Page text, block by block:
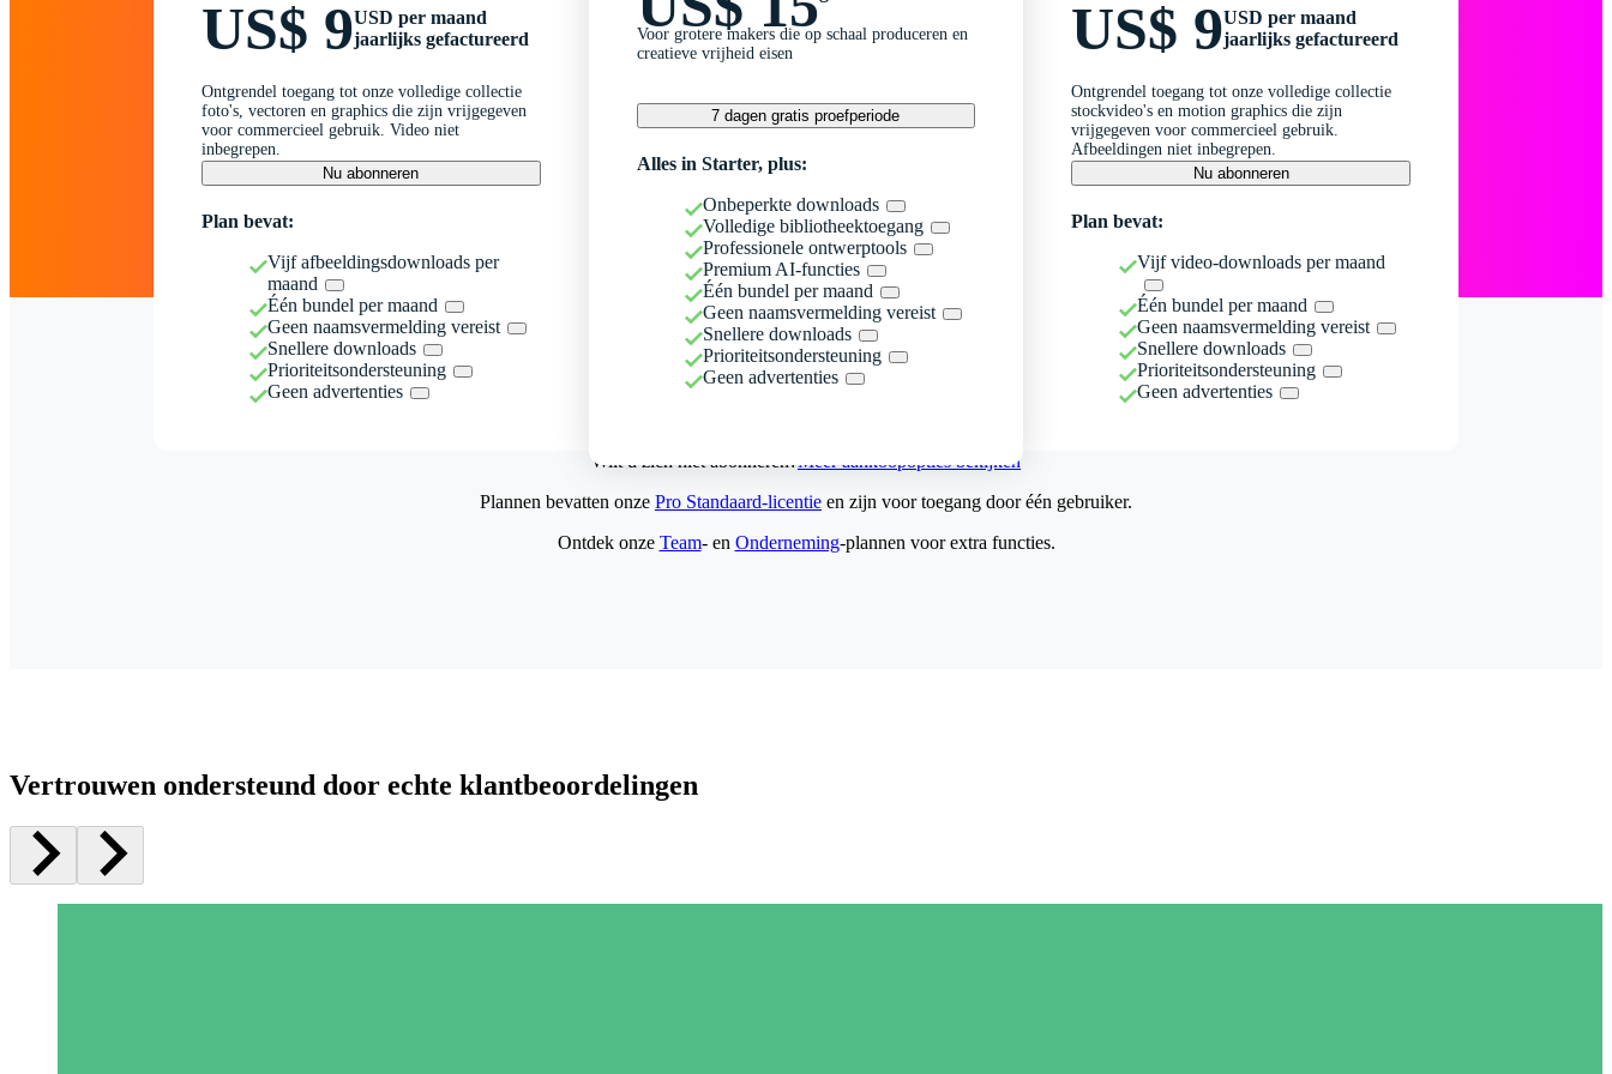
US$ 9USD per maand
jaarlijks gefactureerd
Ontgrendel toegang tot onze volledige collectie
foto's, vectoren en graphics die zijn vrijgegeven
voor commercieel gebruik. Video niet
inbegrepen.
Nu abonneren
Plan bevat:
Vijf afbeeldingsdownloads per
maand
Één bundel per maand
Geen naamsvermelding vereist
Snellere downloads
Prioriteitsondersteuning
Geen advertenties
Voor grotere makers die op schaal produceren en
creatieve vrijheid eisen
7 dagen gratis proefperiode
Alles in Starter, plus:
Onbeperkte downloads
Volledige bibliotheektoegang
Professionele ontwerptools
Premium AI-functies
Één bundel per maand
Geen naamsvermelding vereist
Snellere downloads
Prioriteitsondersteuning
Geen advertenties
US$ 9USD per maand
jaarlijks gefactureerd
Ontgrendel toegang tot onze volledige collectie
stockvideo's en motion graphics die zijn
vrijgegeven voor commercieel gebruik.
Afbeeldingen niet inbegrepen.
Nu abonneren
Plan bevat:
Vijf video-downloads per maand
Één bundel per maand
Geen naamsvermelding vereist
Snellere downloads
Prioriteitsondersteuning
Geen advertenties
Wilt u zich niet abonneren?Meer aankoopopties bekijken
Plannen bevatten onze Pro Standaard-licentie en zijn voor toegang door één gebruiker.
Ontdek onze Team- en Onderneming-plannen voor extra functies.
Vertrouwen ondersteund door echte klantbeoordelingen